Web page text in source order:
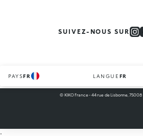
SUIVEZ-NOUS SUR
PAYSFR LANGUE FR
© KIKO France - 44 rue de Lisbonne, 75008